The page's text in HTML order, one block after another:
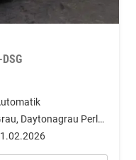
Grau, Daytonagrau Perleffekt (6Y)